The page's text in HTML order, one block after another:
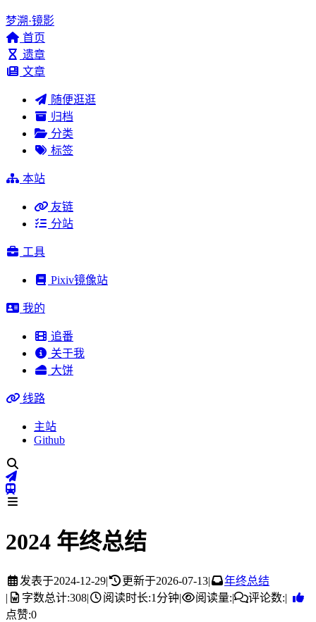
梦溯·镜影
首页
遗章
文章
随便逛逛
归档
分类
标签
本站
友链
分站
工具
Pixiv镜像站
我的
追番
关于我
大饼
线路
主站
Github
2024 年终总结
发表于2024-12-29| 更新于2026-07-13|
年终总结
|
字数总计:308| 阅读时长:1分钟| 阅读量:| 评论数:|
点赞:0